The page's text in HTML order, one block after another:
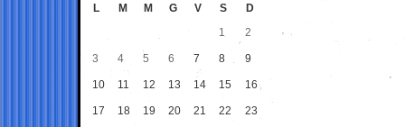
L M M G V S
D
1
2
3 4 5 6 7 8 9
10 11 12 13 14 15 16
17 18 19 20 21 22 23